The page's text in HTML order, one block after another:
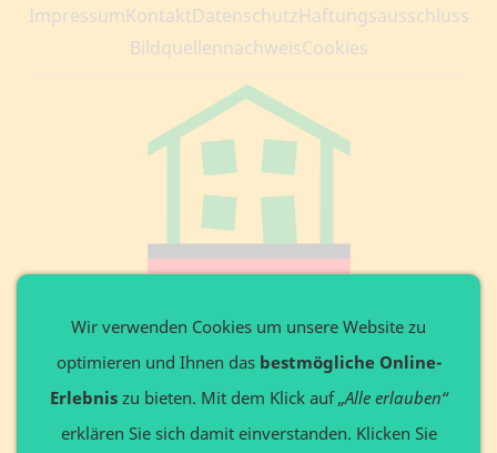
ImpressumKontaktDatenschutzHaftungsausschluss
BildquellennachweisCookies
Private Website
Ansprechpartner: Axel Döring
Leitenweg 3 in 87642 Halblech
Tel. +49 8368 9136648
Wir verwenden Cookies um unsere Website zu
optimieren und Ihnen das bestmögliche Online-
Erlebnis zu bieten. Mit dem Klick auf„Alle erlauben“
erklären Sie sich damit einverstanden. Klicken Sie